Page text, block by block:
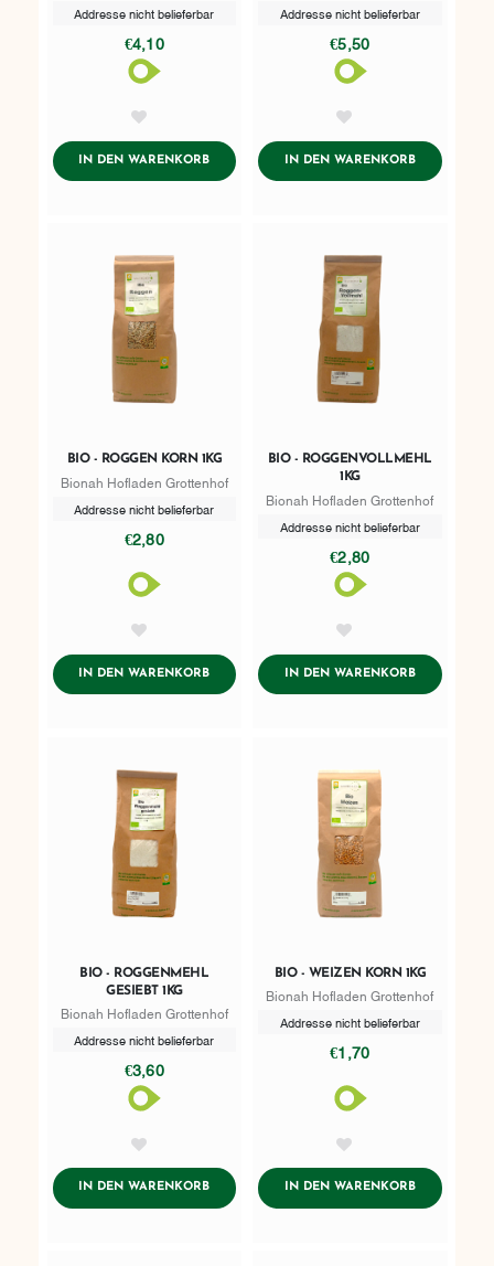
Addresse nicht belieferbar
€4,10
IN DEN WARENKORBADDTOCART
Addresse nicht belieferbar
€5,50
IN DEN WARENKORBADDTOCART
BIO - ROGGEN KORN 1KG
Bionah Hofladen Grottenhof
Addresse nicht belieferbar
€2,80
IN DEN WARENKORBADDTOCART
BIO - ROGGENVOLLMEHL
1KG
Bionah Hofladen Grottenhof
Addresse nicht belieferbar
€2,80
IN DEN WARENKORBADDTOCART
BIO - ROGGENMEHL
GESIEBT 1KG
Bionah Hofladen Grottenhof
Addresse nicht belieferbar
€3,60
IN DEN WARENKORBADDTOCART
BIO - WEIZEN KORN 1KG
Bionah Hofladen Grottenhof
Addresse nicht belieferbar
€1,70
IN DEN WARENKORBADDTOCART